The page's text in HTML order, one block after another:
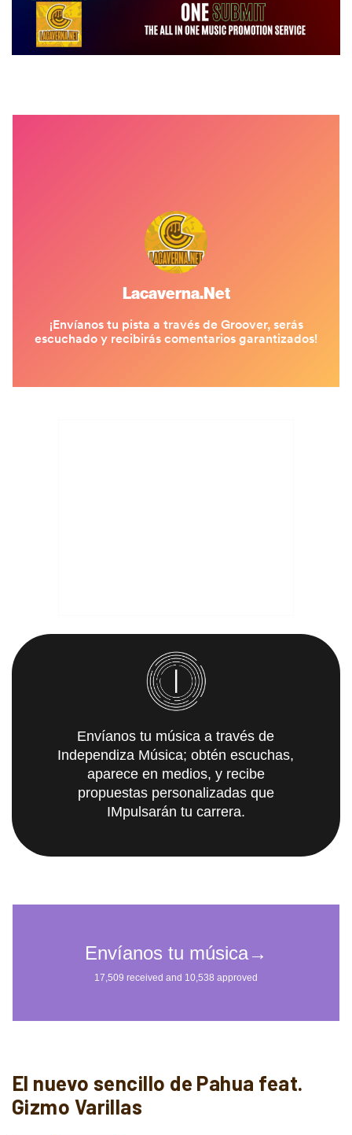
Envíanos tu música a través de
Independiza Música; obtén escuchas,
aparece en medios, y recibe
propuestas personalizadas que
IMpulsarán tu carrera.
El nuevo sencillo de Pahua feat.
Gizmo Varillas